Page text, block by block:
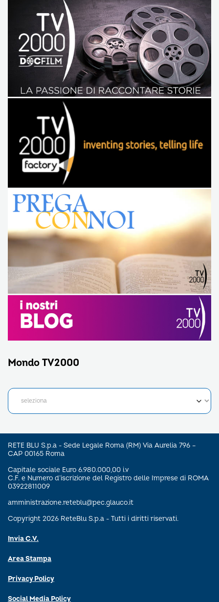
Mondo TV2000
RETE BLU S.p.a - Sede Legale Roma (RM) Via Aurelia 796 –
CAP 00165 Roma
Capitale sociale Euro 6.980.000,00 i.v
C.F. e Numero d’iscrizione del Registro delle Imprese di ROMA
03922811009
amministrazione.reteblu@pec.glauco.it
Copyright 2026 ReteBlu S.p.a - Tutti i diritti riservati.
Invia C.V.
Area Stampa
Privacy Policy
Social Media Policy